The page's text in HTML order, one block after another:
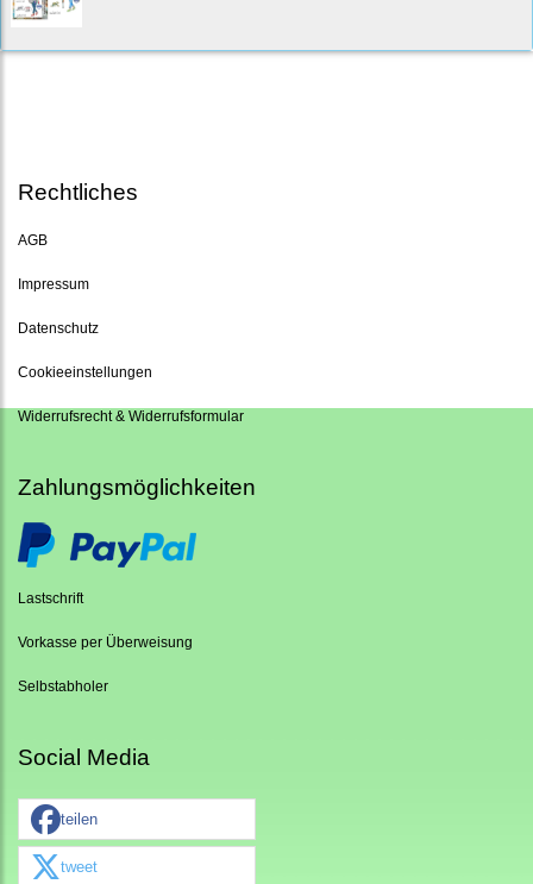
Rechtliches
AGB
Impressum
Datenschutz
Cookieeinstellungen
Widerrufsrecht & Widerrufsformular
Zahlungsmöglichkeiten
Lastschrift
Vorkasse per Überweisung
Selbstabholer
Social Media
teilen
tweet